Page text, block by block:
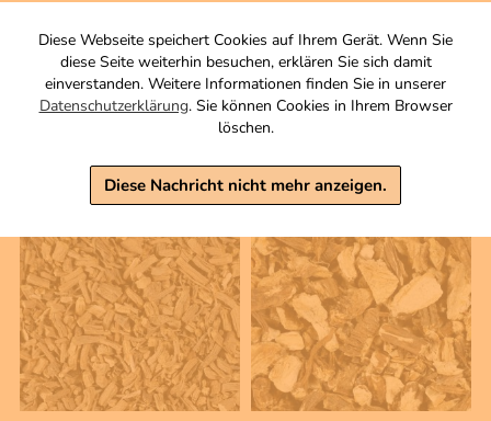
Diese Webseite speichert Cookies auf Ihrem Gerät. Wenn Sie
diese Seite weiterhin besuchen, erklären Sie sich damit
einverstanden. Weitere Informationen finden Sie in unserer
Datenschutzerklärung. Sie können Cookies in Ihrem Browser
löschen.
Diese Nachricht nicht mehr anzeigen.
5,80 €
inkl. MwSt, zzgl. Versand
Grundpreis 1 L: 58,00 €